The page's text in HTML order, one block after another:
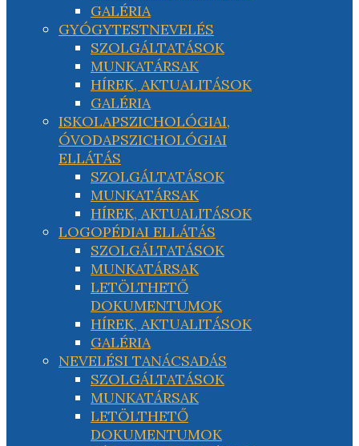
GALÉRIA
GYÓGYTESTNEVELÉS
SZOLGÁLTATÁSOK
MUNKATÁRSAK
HÍREK, AKTUALITÁSOK
GALÉRIA
ISKOLAPSZICHOLÓGIAI,
ÓVODAPSZICHOLÓGIAI
ELLÁTÁS
SZOLGÁLTATÁSOK
MUNKATÁRSAK
HÍREK, AKTUALITÁSOK
LOGOPÉDIAI ELLÁTÁS
SZOLGÁLTATÁSOK
MUNKATÁRSAK
LETÖLTHETŐ
DOKUMENTUMOK
HÍREK, AKTUALITÁSOK
GALÉRIA
NEVELÉSI TANÁCSADÁS
SZOLGÁLTATÁSOK
MUNKATÁRSAK
LETÖLTHETŐ
DOKUMENTUMOK